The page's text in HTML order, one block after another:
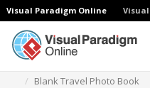
Visual Paradigm Online
Blank Travel Photo Book